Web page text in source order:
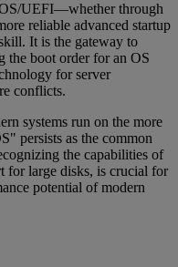
UEFI—whether through
reliable advanced startup
It is the gateway to
the boot order for an OS
for server
conflicts.
systems run on the more
persists as the common
the capabilities of
for large disks, is crucial for
potential of modern